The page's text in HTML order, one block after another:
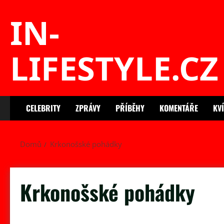
IN-
LIFESTYLE.CZ
CELEBRITY ZPRÁVY PŘÍBĚHY KOMENTÁŘE
Domů Krkonošské pohádky
Krkonošské pohádky